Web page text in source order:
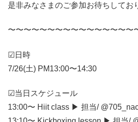
是非みなさまのご参加お待ちしてお
〜〜〜〜〜〜〜〜〜〜〜〜〜〜〜〜
☑︎日時
7/26(土) PM13:00〜14:30
☑︎当日スケジュール
13:00〜 Hiit class ▶︎ 担当/